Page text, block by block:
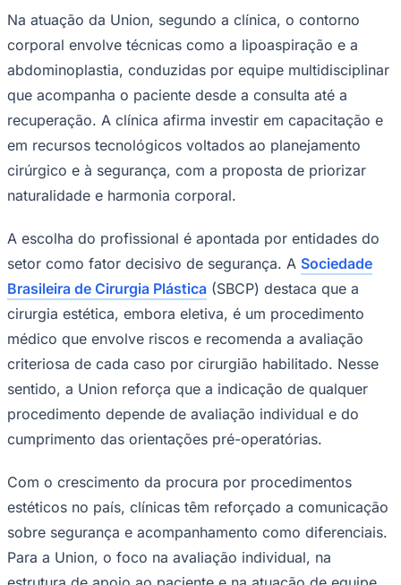
Juventude
Na atuação da Union, segundo a clínica, o contorno
corporal envolve técnicas como a lipoaspiração e a
abdominoplastia, conduzidas por equipe multidisciplinar
que acompanha o paciente desde a consulta até a
recuperação. A clínica afirma investir em capacitação e
em recursos tecnológicos voltados ao planejamento
cirúrgico e à segurança, com a proposta de priorizar
naturalidade e harmonia corporal.
A escolha do profissional é apontada por entidades do
setor como fator decisivo de segurança. A Sociedade
Brasileira de Cirurgia Plástica (SBCP) destaca que a
cirurgia estética, embora eletiva, é um procedimento
médico que envolve riscos e recomenda a avaliação
criteriosa de cada caso por cirurgião habilitado. Nesse
sentido, a Union reforça que a indicação de qualquer
procedimento depende de avaliação individual e do
cumprimento das orientações pré-operatórias.
Com o crescimento da procura por procedimentos
estéticos no país, clínicas têm reforçado a comunicação
sobre segurança e acompanhamento como diferenciais.
Para a Union, o foco na avaliação individual, na